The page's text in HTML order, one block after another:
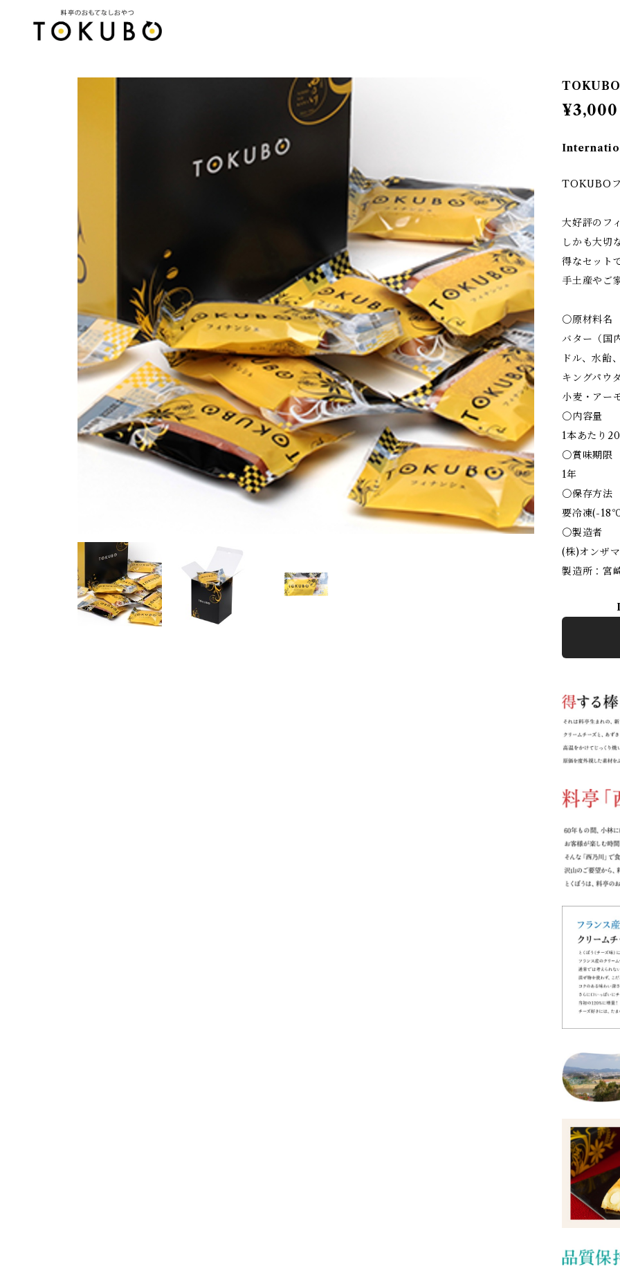
TOKUBO
¥3,000
TOKUBOフ
大好評のフ
しかも大切
得なセット
手土産やご
〇原材料名
バター（国
ドル、水飴
キングパウ
小麦・アー
〇内容量
1本あたり
〇賞味期限
1年
〇保存方法
要冷凍(-
〇製造者
(株)オンザ
製造所：宮